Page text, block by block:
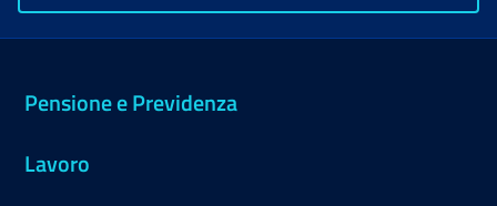
Pensione e Previdenza
Lavoro